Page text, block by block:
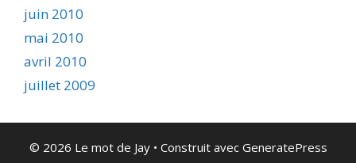
juin 2010
mai 2010
avril 2010
juillet 2009
© 2026 Le mot de Jay• Construit avec GeneratePress